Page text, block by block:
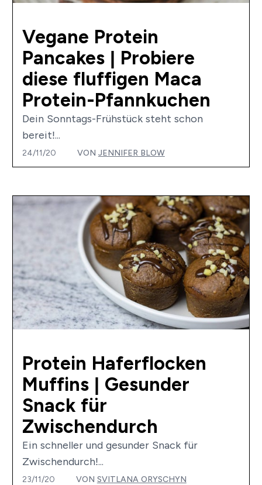
Vegane Protein
Pancakes | Probiere
diese fluffigen Maca
Protein-Pfannkuchen
Dein Sonntags-Frühstück steht schon
bereit!...
24/11/20 VON JENNIFER BLOW
Protein Haferflocken
Muffins | Gesunder
Snack für
Zwischendurch
Ein schneller und gesunder Snack für
Zwischendurch!...
23/11/20 VON SVITLANA ORYSCHYN